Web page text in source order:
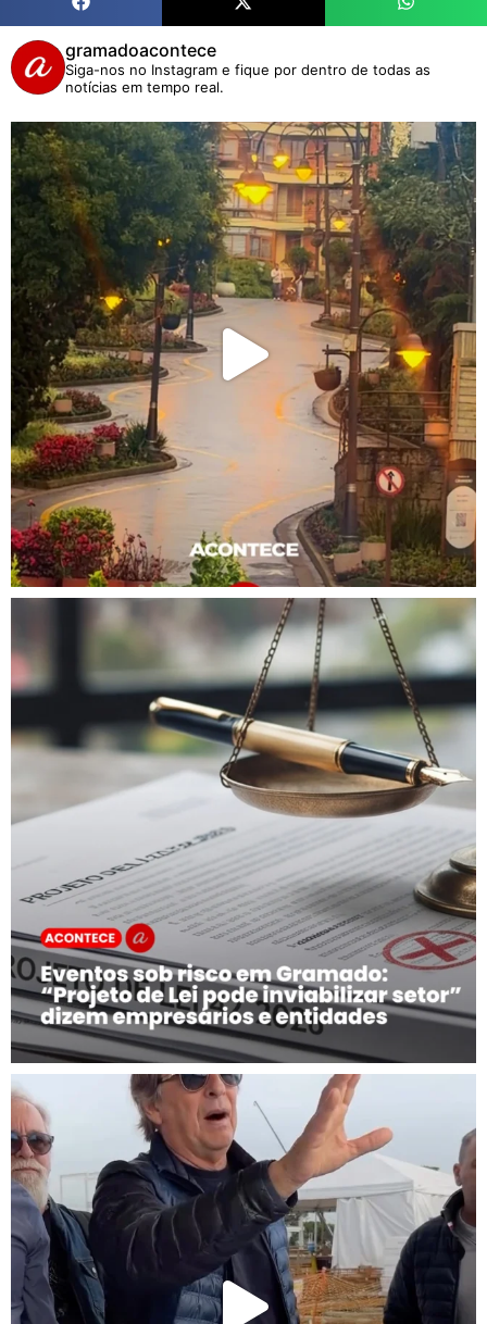
gramadoacontece
Siga-nos no Instagram e fique por dentro de todas as
notícias em tempo real.